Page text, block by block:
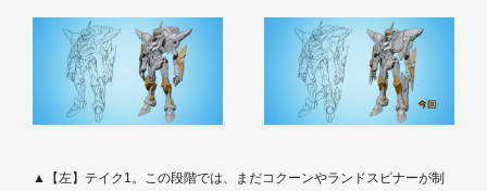
▲【左】テイク1。この段階では、まだコクーンやランドスピナーが制